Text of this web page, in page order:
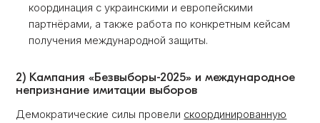
координация с украинскими и европейскими
партнёрами, а также работа по конкретным кейсам
получения международной защиты.
2) Кампания «Безвыборы-2025» и международное
непризнание имитации выборов
Демократические силы провели скоординированную